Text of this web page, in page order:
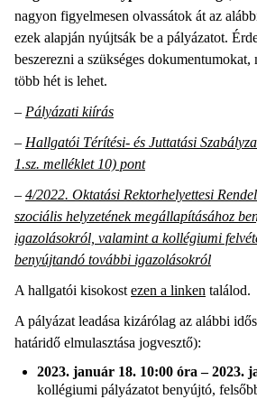
nagyon figyelmesen olvassátok át az
ezek alapján nyújtsák be a pályázatot.
beszerezni a szükséges dokumentumokat,
több hét is lehet.
– Pályázati kiírás
– Hallgatói Térítési- és Juttatási
1.sz. melléklet 10) pont
– 4/2022. Oktatási Rektorhelyettesi
szociális helyzetének megállapításához
igazolásokról, valamint a kollégiumi
benyújtandó további igazolásokról
A hallgatói kisokost ezen a linken találod.
A pályázat leadása kizárólag az alábbi
határidő elmulasztása jogvesztő):
2023. január 18. 10:00 óra – 2023.
kollégiumi pályázatot benyújtó,